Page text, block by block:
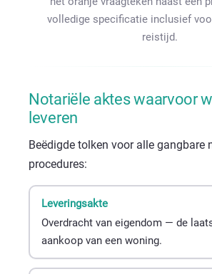
volledige specificatie inclusief
reistijd.
Notariële aktes waarvoor
leveren
Beëdigde tolken voor alle gangbare
procedures:
Leveringsakte
Overdracht van eigendom — de
aankoop van een woning.